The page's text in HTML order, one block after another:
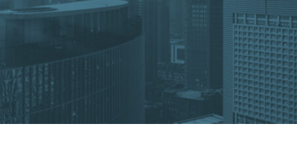
ושיהוי
הפחתות היטלי פיתוח
ביטול והפחתה של היטלי מים וביוב ודמי
הקמה
תיאורי מקרה – היטלי פיתוח